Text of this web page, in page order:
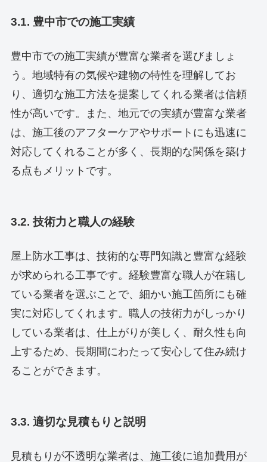
3.1. 豊中市での施工実績
豊中市での施工実績が豊富な業者を選びましょ
う。地域特有の気候や建物の特性を理解してお
り、適切な施工方法を提案してくれる業者は信頼
性が高いです。また、地元での実績が豊富な業者
は、施工後のアフターケアやサポートにも迅速に
対応してくれることが多く、長期的な関係を築け
る点もメリットです。
3.2. 技術力と職人の経験
屋上防水工事は、技術的な専門知識と豊富な経験
が求められる工事です。経験豊富な職人が在籍し
ている業者を選ぶことで、細かい施工箇所にも確
実に対応してくれます。職人の技術力がしっかり
している業者は、仕上がりが美しく、耐久性も向
上するため、長期間にわたって安心して住み続け
ることができます。
3.3. 適切な見積もりと説明
見積もりが不透明な業者は、施工後に追加費用が